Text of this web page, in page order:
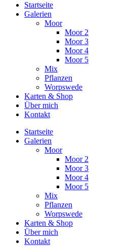
Startseite
Galerien
Moor
Moor 2
Moor 3
Moor 4
Moor 5
Mix
Pflanzen
Worpswede
Karten & Shop
Über mich
Kontakt
Startseite
Galerien
Moor
Moor 2
Moor 3
Moor 4
Moor 5
Mix
Pflanzen
Worpswede
Karten & Shop
Über mich
Kontakt